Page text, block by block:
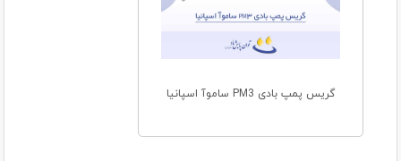
گریس پمپ بادی PM3 ساموآ اسپانیا